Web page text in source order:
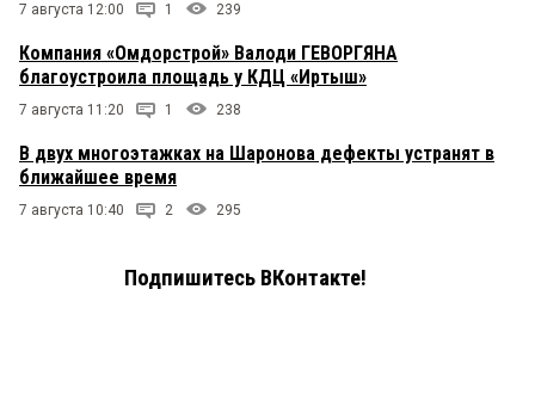
7 августа 12:00 1 239
Компания «Омдорстрой» Валоди ГЕВОРГЯНА
благоустроила площадь у КДЦ «Иртыш»
7 августа 11:20 1 238
В двух многоэтажках на Шаронова дефекты устранят в
ближайшее время
7 августа 10:40 2 295
Подпишитесь ВКонтакте!